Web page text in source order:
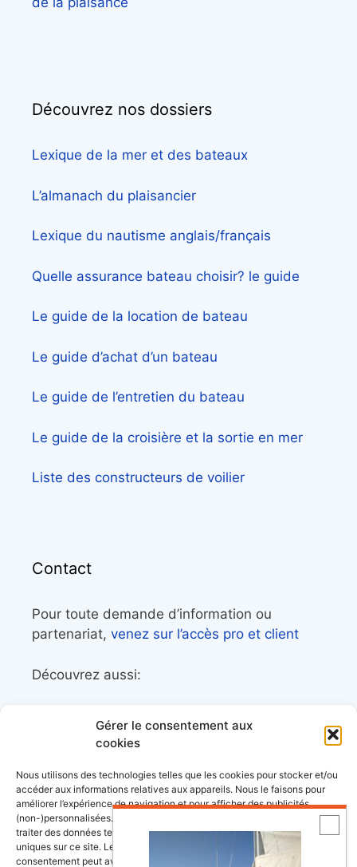
Gérer le consentement aux
cookies
Nous utilisons des technologies telles que les cookies pour stocker et/ou
accéder aux informations relatives aux appareils. Nous le faisons pour
améliorer l’expérience de navigation et pour afficher des publicités
(non-)personnalisées. Consentir à ces technologies nous autorisera à
traiter des données telles que le comportement de navigation ou les ID
uniques sur ce site. Le fait de ne pas consentir ou de retirer son
consentement peut avoir un effet négatif sur certaines fonctonnalités et
Découvrez nos dossiers
Lexique de la mer et des bateaux
L’almanach du plaisancier
Lexique du nautisme anglais/français
Quelle assurance bateau choisir? le guide
Le guide de la location de bateau
Le guide d’achat d’un bateau
Le guide de l’entretien du bateau
Le guide de la croisière et la sortie en mer
Liste des constructeurs de voilier
Contact
Pour toute demande d’information ou
partenariat, venez sur l’accès pro et client
Découvrez aussi:
librairie maritime
le trek et le raid nautique
BoatingAds, le site d’annonces bateaux
européen